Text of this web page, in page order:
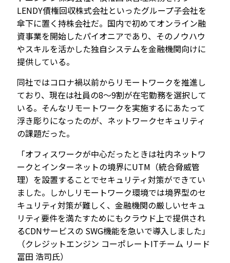
LENDY債権回収株式会社といったグループ子会社を
傘下に置く持株会社だ。国内で初めてオンライン融
資事業を開始したパイオニアであり、そのノウハウ
やスキルを活かした独自システムを金融機関向けに
提供している。
同社ではコロナ禍以前からリモートワークを推進し
ており、現在は社員の8～9割が在宅勤務を選択して
いる。そんなリモートワークを実施するにあたって
浮き彫りになったのが、ネットワークセキュリティ
の課題だった。
「オフィスワークが中心だったときは社内ネットワ
ークとインターネットの境界にUTM（統合脅威管
理）を設置することでセキュリティ対策ができてい
ました。しかしリモートワーク環境では境界型のセ
キュリティ対策が難しく、金融機関の厳しいセキュ
リティ要件を満たすためにもクラウド上で提供され
るCDNサービスの SWG機能を急いで導入しました」
（クレジットエンジン コーポレートITチーム リード
冨田 浩司氏）